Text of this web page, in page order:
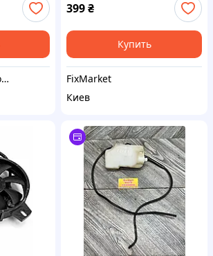
Razborkaautomoto.ua
399₴
Купить
FixMarket
Киев